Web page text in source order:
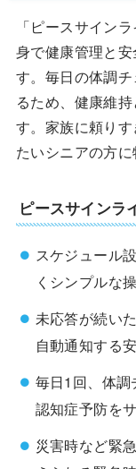
「ピースサイン
身で健康管理と
す。毎日の体調
るため、健康維
す。家族に頼り
たいシニアの方に
ピースサインラ
スケジュール
くシンプルな
未応答が続い
自動通知する
毎日1回、体
認知症予防を
災害時など緊